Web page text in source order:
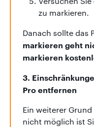
zu markieren.
Danach sollte das
markieren geht
markieren
3.
Pro entfernen
Ein weiterer Grund
nicht möglich ist